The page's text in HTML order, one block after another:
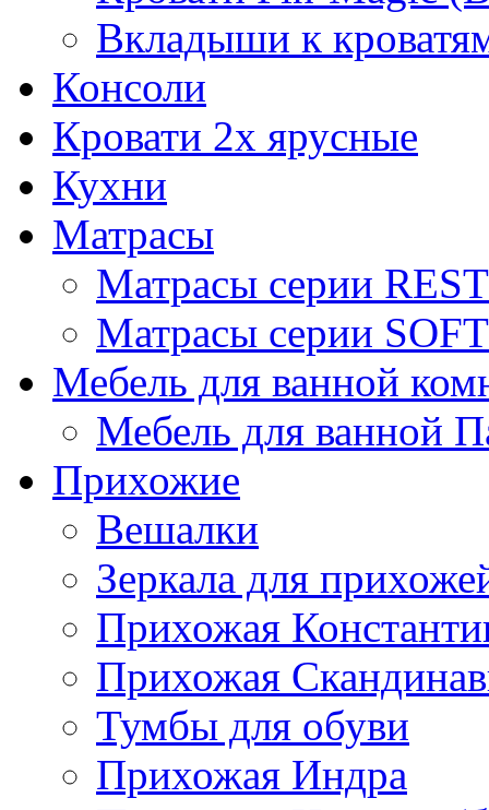
Вкладыши к
Консоли
Кровати 2х ярусные
Кухни
Матрасы
Матрасы серии REST
Матрасы серии SOFT
Мебель для ванной
Мебель для ванной
Прихожие
Вешалки
Зеркала для
Прихожая
Прихожая
Тумбы для обуви
Прихожая Индра